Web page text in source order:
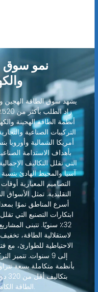
نمو سوق
يشهد سوق الطاقة الهجين
التركيبات الصناعية
بأهداف الاستدامة
التقليدية. تمثل
ابتكارات التصنيع التي
32٪ سنويًا. تتبنى
لاستقلالية الطاقة،
إلى 9 سنوات. تتميز
الطاقة الكاملة للمشاريع الصناعية.